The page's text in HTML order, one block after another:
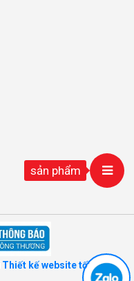
Thiết kế website tối ưu seo
sản phẩm